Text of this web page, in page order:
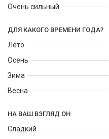
Очень сильный
ДЛЯ КАКОГО ВРЕМЕНИ ГОДА?
Лето
Осень
Зима
Весна
НА ВАШ ВЗГЛЯД ОН
Сладкий